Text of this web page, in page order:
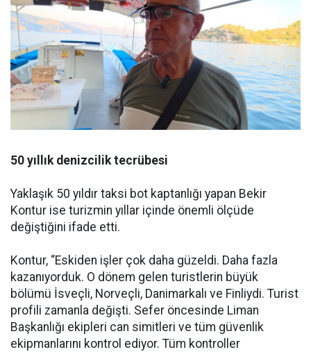
50 yıllık denizcilik tecrübesi
Yaklaşık 50 yıldır taksi bot kaptanlığı yapan Bekir
Kontur ise turizmin yıllar içinde önemli ölçüde
değiştiğini ifade etti.
Kontur, “Eskiden işler çok daha güzeldi. Daha fazla
kazanıyorduk. O dönem gelen turistlerin büyük
bölümü İsveçli, Norveçli, Danimarkalı ve Finliydi. Turist
profili zamanla değişti. Sefer öncesinde Liman
Başkanlığı ekipleri can simitleri ve tüm güvenlik
ekipmanlarını kontrol ediyor. Tüm kontroller